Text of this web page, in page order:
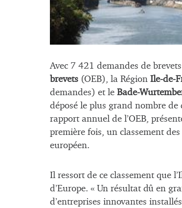
Avec 7 421 demandes de
brevets (OEB), la Région Ile-de-
demandes) et le Bade-
déposé le plus grand nombre de
rapport annuel de l’OEB,
première fois, un classement
européen.
Il ressort de ce classement que
d’Europe. « Un résultat dû en
d’entreprises innovantes